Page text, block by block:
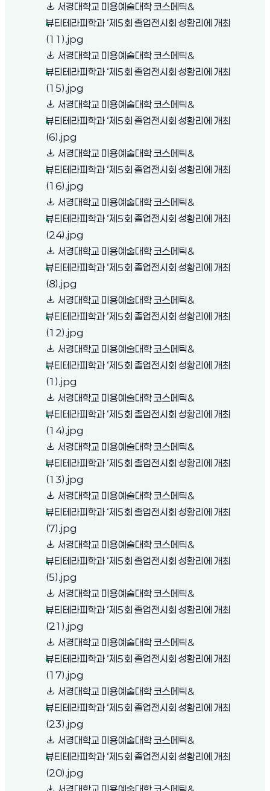
서경대학교 미용예술대학 코스메틱&
뷰티테라피학과 ‘제5회 졸업전시회 성황리에 개최
(11).jpg
서경대학교 미용예술대학 코스메틱&
뷰티테라피학과 ‘제5회 졸업전시회 성황리에 개최
(15).jpg
서경대학교 미용예술대학 코스메틱&
뷰티테라피학과 ‘제5회 졸업전시회 성황리에 개최
(6).jpg
서경대학교 미용예술대학 코스메틱&
뷰티테라피학과 ‘제5회 졸업전시회 성황리에 개최
(16).jpg
서경대학교 미용예술대학 코스메틱&
뷰티테라피학과 ‘제5회 졸업전시회 성황리에 개최
(24).jpg
서경대학교 미용예술대학 코스메틱&
뷰티테라피학과 ‘제5회 졸업전시회 성황리에 개최
(8).jpg
서경대학교 미용예술대학 코스메틱&
뷰티테라피학과 ‘제5회 졸업전시회 성황리에 개최
(12).jpg
서경대학교 미용예술대학 코스메틱&
뷰티테라피학과 ‘제5회 졸업전시회 성황리에 개최
(1).jpg
서경대학교 미용예술대학 코스메틱&
뷰티테라피학과 ‘제5회 졸업전시회 성황리에 개최
(14).jpg
서경대학교 미용예술대학 코스메틱&
뷰티테라피학과 ‘제5회 졸업전시회 성황리에 개최
(13).jpg
서경대학교 미용예술대학 코스메틱&
뷰티테라피학과 ‘제5회 졸업전시회 성황리에 개최
(7).jpg
서경대학교 미용예술대학 코스메틱&
뷰티테라피학과 ‘제5회 졸업전시회 성황리에 개최
(5).jpg
서경대학교 미용예술대학 코스메틱&
뷰티테라피학과 ‘제5회 졸업전시회 성황리에 개최
(21).jpg
서경대학교 미용예술대학 코스메틱&
뷰티테라피학과 ‘제5회 졸업전시회 성황리에 개최
(17).jpg
서경대학교 미용예술대학 코스메틱&
뷰티테라피학과 ‘제5회 졸업전시회 성황리에 개최
(23).jpg
서경대학교 미용예술대학 코스메틱&
뷰티테라피학과 ‘제5회 졸업전시회 성황리에 개최
(20).jpg